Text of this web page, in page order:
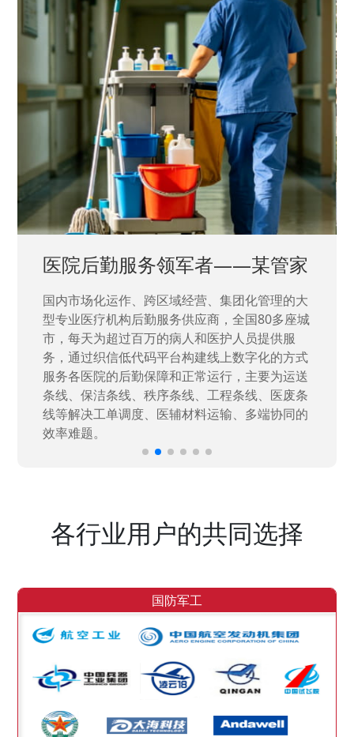
中国兵器工业集团——银光化学
国家“一五”期间156个重点项目之一。属于国家
高新技术企业，在信息化升级建设中，存在大
量“小、散、碎”的信息化需求，需要投入大量人
力资源进行开发，通过引入织信低代码平台，解
决当下遇到的各类业务难题，提升整体的IT研发
效率。
各行业用户的共同选择
国防军工